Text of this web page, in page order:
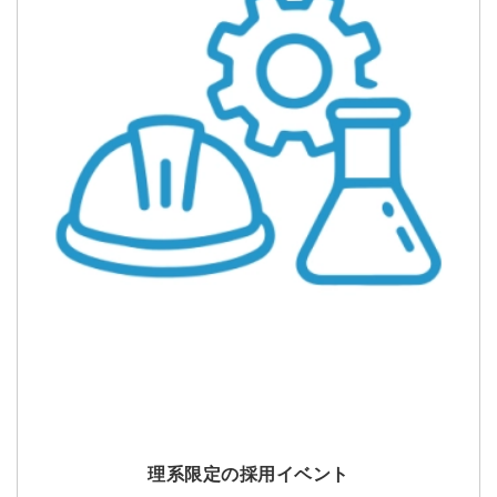
理系限定の採用イベント